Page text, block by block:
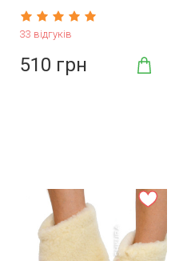
33 відгуків
510 грн